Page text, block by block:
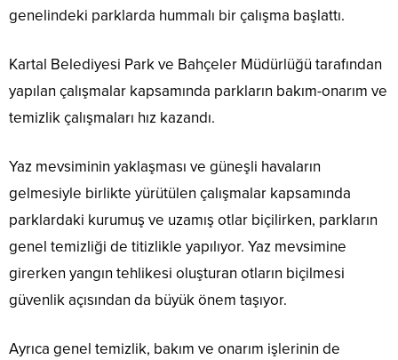
genelindeki parklarda hummalı bir çalışma başlattı.
Kartal Belediyesi Park ve Bahçeler Müdürlüğü tarafından
yapılan çalışmalar kapsamında parkların bakım-onarım ve
temizlik çalışmaları hız kazandı.
Yaz mevsiminin yaklaşması ve güneşli havaların
gelmesiyle birlikte yürütülen çalışmalar kapsamında
parklardaki kurumuş ve uzamış otlar biçilirken, parkların
genel temizliği de titizlikle yapılıyor. Yaz mevsimine
girerken yangın tehlikesi oluşturan otların biçilmesi
güvenlik açısından da büyük önem taşıyor.
Ayrıca genel temizlik, bakım ve onarım işlerinin de